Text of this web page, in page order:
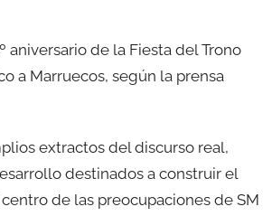
aniversario de la Fiesta del Trono
a Marruecos, según la prensa
extractos del discurso real,
destinados a construir el
de las preocupaciones de SM